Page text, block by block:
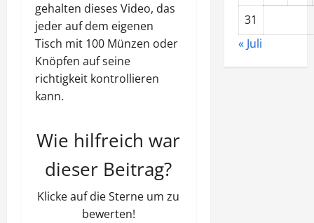
gehalten dieses Video, das
jeder auf dem eigenen
Tisch mit 100 Münzen oder
Knöpfen auf seine
richtigkeit kontrollieren
kann.
Wie hilfreich war
dieser Beitrag?
Klicke auf die Sterne um zu
bewerten!
31
« Juli